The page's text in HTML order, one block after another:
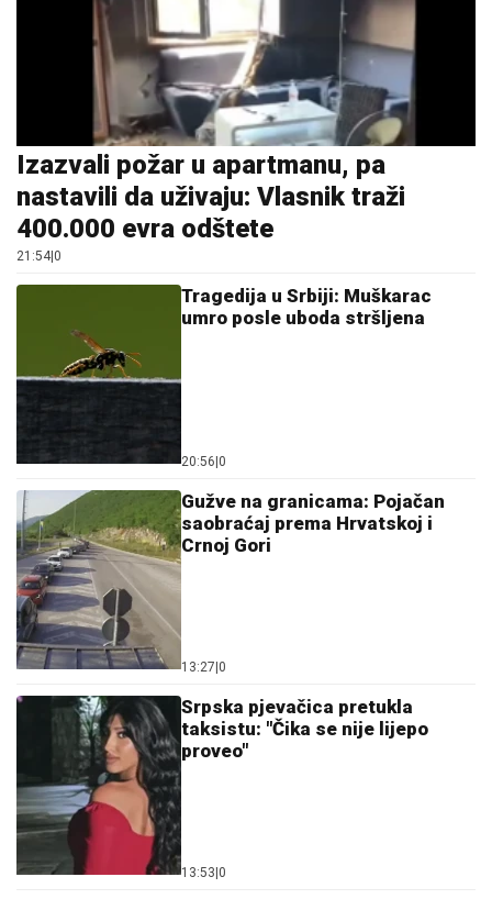
Izazvali požar u apartmanu, pa
nastavili da uživaju: Vlasnik traži
400.000 evra odštete
21:54|0
Tragedija u Srbiji: Muškarac
umro posle uboda stršljena
20:56|0
Gužve na granicama: Pojačan
saobraćaj prema Hrvatskoj i
Crnoj Gori
13:27|0
Srpska pjevačica pretukla
taksistu: "Čika se nije lijepo
proveo"
13:53|0